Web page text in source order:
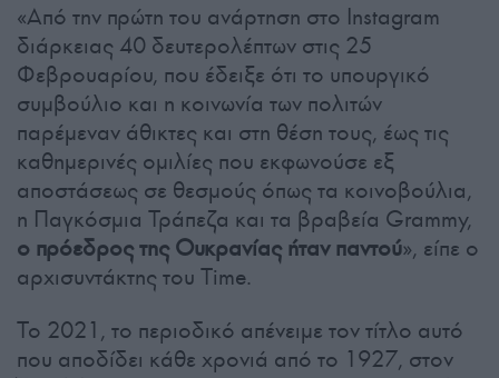
«Από την πρώτη του ανάρτηση στο Instagram
διάρκειας 40 δευτερολέπτων στις 25
Φεβρουαρίου, που έδειξε ότι το υπουργικό
συμβούλιο και η κοινωνία των πολιτών
παρέμεναν άθικτες και στη θέση τους, έως τις
καθημερινές ομιλίες που εκφωνούσε εξ
αποστάσεως σε θεσμούς όπως τα κοινοβούλια,
η Παγκόσμια Τράπεζα και τα βραβεία Grammy,
ο πρόεδρος της Ουκρανίας ήταν παντού», είπε ο
αρχισυντάκτης του Time.
Το 2021, το περιοδικό απένειμε τον τίτλο αυτό
που αποδίδει κάθε χρονιά από το 1927, στον